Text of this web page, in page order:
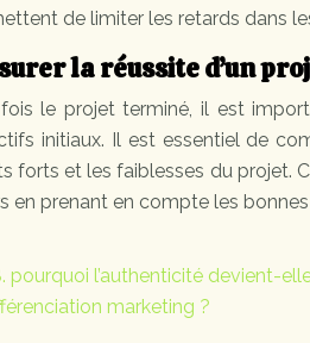
de limiter les retards dans
la réussite d’un
le projet terminé, il est
initiaux. Il est essentiel de
forts et les faiblesses du projet.
en prenant en compte les
pourquoi l’authenticité devient-
marketing ?